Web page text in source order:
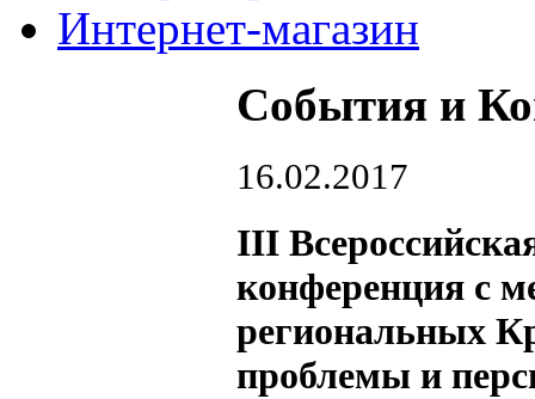
Интернет-магазин
Cобытия и
16.02.2017
III
конференция с
региональных
проблемы и